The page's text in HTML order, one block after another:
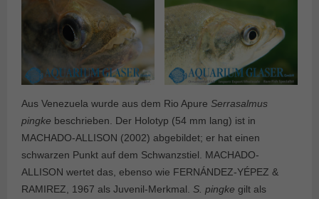
Aus Venezuela wurde aus dem Rio Apure Serrasalmus
pingke beschrieben. Der Holotyp (54 mm lang) ist in
MACHADO-ALLISON (2002) abgebildet; er hat einen
schwarzen Punkt auf dem Schwanzstiel. MACHADO-
ALLISON wertet das, ebenso wie FERNÁNDEZ-YÉPEZ &
RAMIREZ, 1967 als Juvenil-Merkmal. S. pingke gilt als